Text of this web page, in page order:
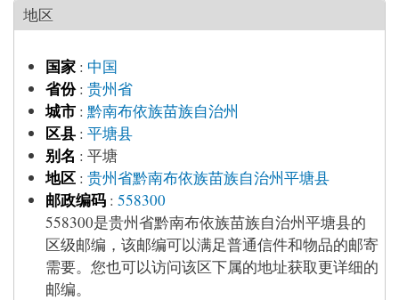
地区
国家 : 中国
省份: 贵州省
城市 : 黔南布依族苗族自治州
区县 : 平塘县
别名 : 平塘
地区 : 贵州省黔南布依族苗族自治州平塘县
邮政编码 : 558300
558300是贵州省黔南布依族苗族自治州平塘县的
区级邮编，该邮编可以满足普通信件和物品的邮寄
需要。您也可以访问该区下属的地址获取更详细的
邮编。